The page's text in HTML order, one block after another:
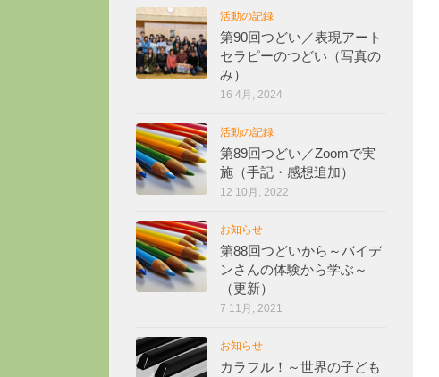
活動の記録
第90回つどい／表現アート
セラピーのつどい（写真の
み）
16 4月, 2024
活動の記録
第89回つどい／Zoomで実
施（手記・感想追加）
12 10月, 2022
お知らせ
第88回つどいから～バイデ
ンさんの体験から学ぶ～
（更新）
7 11月, 2021
お知らせ
カラフル！～世界の子ども